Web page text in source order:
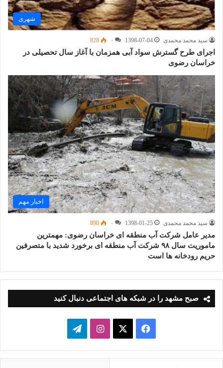
شهری
سید محمد محمدی 1398-07-04 ۰ 828
اجرای طرح گسترش سواد آبی همزمان با آغاز سال تحصیلی در
خراسان رضوی
اخبار مهم
سید محمد محمدی 1398-01-25 ۰ 890
مدیر عامل شرکت آب منطقه ای خراسان رضوی: مهمترین
ماموریت سال ۹۸ شرکت آب منطقه ای برخورد شدید با متصرفین
حریم رودخانه ها است
صبح مشهد را در شبکه های اجتماعی دنبال کنید
فیسبوک ایکساینستاگرامتلگرام